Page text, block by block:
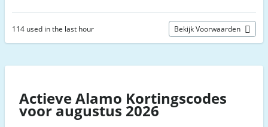
114 used in the last hour Bekijk Voorwaarden
Actieve Alamo Kortingscodes
voor augustus 2026